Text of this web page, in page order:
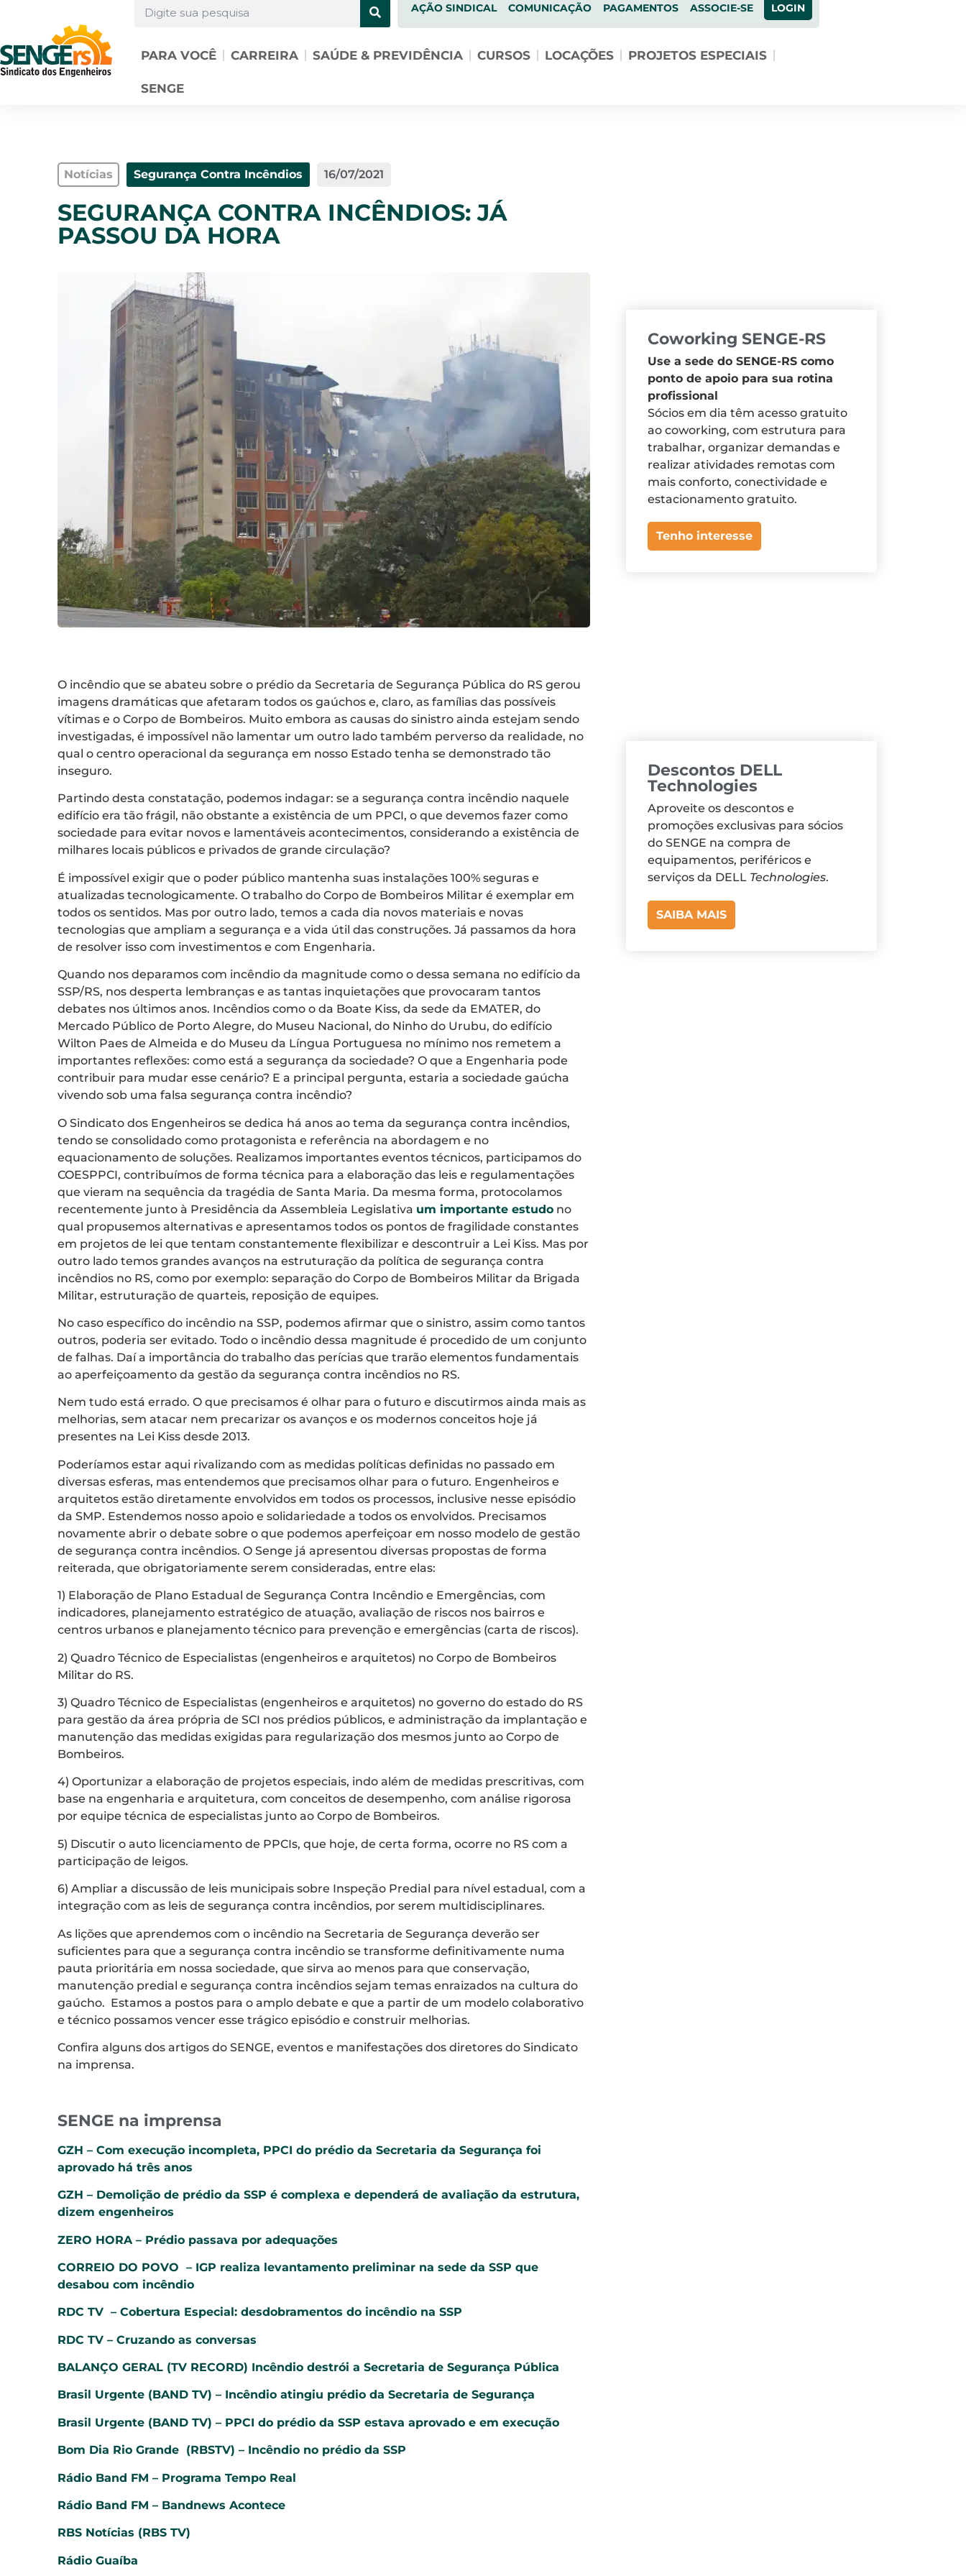
AÇÃO SINDICAL COMUNICAÇÃO PAGAMENTOS ASSOCIE-SE LOGIN
PARA VOCÊ CARREIRA SAÚDE & PREVIDÊNCIA CURSOS LOCAÇÕES PROJETOS ESPECIAIS
SENGE
Notícias Segurança Contra Incêndios 16/07/2021
SEGURANÇA CONTRA INCÊNDIOS: JÁ
PASSOU DA HORA
O incêndio que se abateu sobre o prédio da Secretaria de Segurança Pública do RS gerou
imagens dramáticas que afetaram todos os gaúchos e, claro, as famílias das possíveis
vítimas e o Corpo de Bombeiros. Muito embora as causas do sinistro ainda estejam sendo
investigadas, é impossível não lamentar um outro lado também perverso da realidade, no
qual o centro operacional da segurança em nosso Estado tenha se demonstrado tão
inseguro.
Partindo desta constatação, podemos indagar: se a segurança contra incêndio naquele
edifício era tão frágil, não obstante a existência de um PPCI, o que devemos fazer como
sociedade para evitar novos e lamentáveis acontecimentos, considerando a existência de
milhares locais públicos e privados de grande circulação?
É impossível exigir que o poder público mantenha suas instalações 100% seguras e
atualizadas tecnologicamente. O trabalho do Corpo de Bombeiros Militar é exemplar em
todos os sentidos. Mas por outro lado, temos a cada dia novos materiais e novas
tecnologias que ampliam a segurança e a vida útil das construções. Já passamos da hora
de resolver isso com investimentos e com Engenharia.
Quando nos deparamos com incêndio da magnitude como o dessa semana no edifício da
SSP/RS, nos desperta lembranças e as tantas inquietações que provocaram tantos
debates nos últimos anos. Incêndios como o da Boate Kiss, da sede da EMATER, do
Mercado Público de Porto Alegre, do Museu Nacional, do Ninho do Urubu, do edifício
Wilton Paes de Almeida e do Museu da Língua Portuguesa no mínimo nos remetem a
importantes reflexões: como está a segurança da sociedade? O que a Engenharia pode
contribuir para mudar esse cenário? E a principal pergunta, estaria a sociedade gaúcha
vivendo sob uma falsa segurança contra incêndio?
O Sindicato dos Engenheiros se dedica há anos ao tema da segurança contra incêndios,
tendo se consolidado como protagonista e referência na abordagem e no
equacionamento de soluções. Realizamos importantes eventos técnicos, participamos do
COESPPCI, contribuímos de forma técnica para a elaboração das leis e regulamentações
que vieram na sequência da tragédia de Santa Maria. Da mesma forma, protocolamos
recentemente junto à Presidência da Assembleia Legislativa um importante estudo no
qual propusemos alternativas e apresentamos todos os pontos de fragilidade constantes
em projetos de lei que tentam constantemente flexibilizar e descontruir a Lei Kiss. Mas por
outro lado temos grandes avanços na estruturação da política de segurança contra
incêndios no RS, como por exemplo: separação do Corpo de Bombeiros Militar da Brigada
Militar, estruturação de quarteis, reposição de equipes.
No caso específico do incêndio na SSP, podemos afirmar que o sinistro, assim como tantos
outros, poderia ser evitado. Todo o incêndio dessa magnitude é procedido de um conjunto
de falhas. Daí a importância do trabalho das perícias que trarão elementos fundamentais
ao aperfeiçoamento da gestão da segurança contra incêndios no RS.
Nem tudo está errado. O que precisamos é olhar para o futuro e discutirmos ainda mais as
melhorias, sem atacar nem precarizar os avanços e os modernos conceitos hoje já
presentes na Lei Kiss desde 2013.
Poderíamos estar aqui rivalizando com as medidas políticas definidas no passado em
diversas esferas, mas entendemos que precisamos olhar para o futuro. Engenheiros e
arquitetos estão diretamente envolvidos em todos os processos, inclusive nesse episódio
da SMP. Estendemos nosso apoio e solidariedade a todos os envolvidos. Precisamos
novamente abrir o debate sobre o que podemos aperfeiçoar em nosso modelo de gestão
de segurança contra incêndios. O Senge já apresentou diversas propostas de forma
reiterada, que obrigatoriamente serem consideradas, entre elas:
1) Elaboração de Plano Estadual de Segurança Contra Incêndio e Emergências, com
indicadores, planejamento estratégico de atuação, avaliação de riscos nos bairros e
centros urbanos e planejamento técnico para prevenção e emergências (carta de riscos).
2) Quadro Técnico de Especialistas (engenheiros e arquitetos) no Corpo de Bombeiros
Militar do RS.
3) Quadro Técnico de Especialistas (engenheiros e arquitetos) no governo do estado do RS
para gestão da área própria de SCI nos prédios públicos, e administração da implantação e
manutenção das medidas exigidas para regularização dos mesmos junto ao Corpo de
Bombeiros.
4) Oportunizar a elaboração de projetos especiais, indo além de medidas prescritivas, com
base na engenharia e arquitetura, com conceitos de desempenho, com análise rigorosa
por equipe técnica de especialistas junto ao Corpo de Bombeiros.
5) Discutir o auto licenciamento de PPCIs, que hoje, de certa forma, ocorre no RS com a
participação de leigos.
6) Ampliar a discussão de leis municipais sobre Inspeção Predial para nível estadual, com a
integração com as leis de segurança contra incêndios, por serem multidisciplinares.
As lições que aprendemos com o incêndio na Secretaria de Segurança deverão ser
suficientes para que a segurança contra incêndio se transforme definitivamente numa
pauta prioritária em nossa sociedade, que sirva ao menos para que conservação,
manutenção predial e segurança contra incêndios sejam temas enraizados na cultura do
gaúcho. Estamos a postos para o amplo debate e que a partir de um modelo colaborativo
e técnico possamos vencer esse trágico episódio e construir melhorias.
Confira alguns dos artigos do SENGE, eventos e manifestações dos diretores do Sindicato
na imprensa.
SENGE na imprensa
GZH – Com execução incompleta, PPCI do prédio da Secretaria da Segurança foi
aprovado há três anos
GZH – Demolição de prédio da SSP é complexa e dependerá de avaliação da estrutura,
dizem engenheiros
ZERO HORA – Prédio passava por adequações
CORREIO DO POVO – IGP realiza levantamento preliminar na sede da SSP que
desabou com incêndio
RDC TV – Cobertura Especial: desdobramentos do incêndio na SSP
RDC TV – Cruzando as conversas
BALANÇO GERAL (TV RECORD) Incêndio destrói a Secretaria de Segurança Pública
Brasil Urgente (BAND TV) – Incêndio atingiu prédio da Secretaria de Segurança
Brasil Urgente (BAND TV) – PPCI do prédio da SSP estava aprovado e em execução
Bom Dia Rio Grande (RBSTV) – Incêndio no prédio da SSP
Rádio Band FM – Programa Tempo Real
Rádio Band FM – Bandnews Acontece
RBS Notícias (RBS TV)
Rádio Guaíba
Coworking SENGE-RS
Use a sede do SENGE-RS como
ponto de apoio para sua rotina
profissional
Sócios em dia têm acesso gratuito
ao coworking, com estrutura para
trabalhar, organizar demandas e
realizar atividades remotas com
mais conforto, conectividade e
estacionamento gratuito.
Tenho interesse
Descontos DELL
Technologies
Aproveite os descontos e
promoções exclusivas para sócios
do SENGE na compra de
equipamentos, periféricos e
serviços da DELL Technologies.
SAIBA MAIS